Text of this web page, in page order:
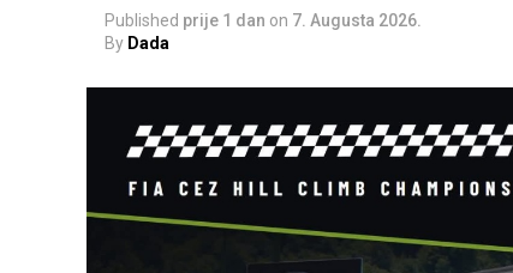
Published prije 1 dan on 7. Augusta 2026.
By Dada